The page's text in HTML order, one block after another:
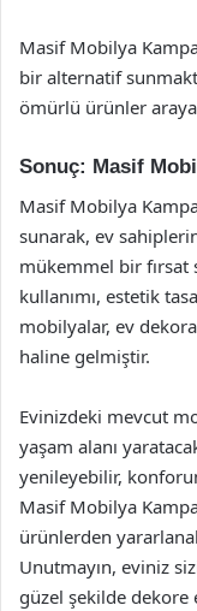
Masif Mobilya
bir alternatif
ömürlü ürünler
Sonuç: Masif
Masif Mobilya
sunarak, ev
mükemmel bir fırsat
kullanımı, estetik
mobilyalar, ev
haline gelmiştir.
Evinizdeki mevcut
yaşam alanı
yenileyebilir,
Masif Mobilya
ürünlerden
Unutmayın, eviniz
güzel şekilde dekore